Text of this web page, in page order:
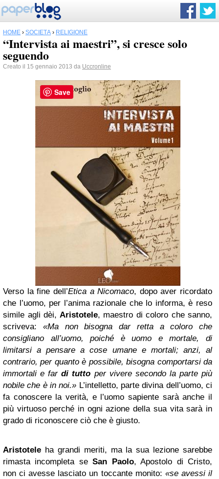
HOME › SOCIETÀ › RELIGIONE
“Intervista ai maestri”, si cresce solo
seguendo
Creato il 15 gennaio 2013 da Uccronline
Verso la fine dell’Etica a Nicomaco, dopo aver ricordato
che l’uomo, per l’anima razionale che lo informa, è reso
simile agli dèi, Aristotele, maestro di coloro che sanno,
scriveva: «Ma non bisogna dar retta a coloro che
consigliano all’uomo, poiché è uomo e mortale, di
limitarsi a pensare a cose umane e mortali; anzi, al
contrario, per quanto è possibile, bisogna comportarsi da
immortali e fardi tutto per vivere secondo la parte più
nobile che è in noi.» L’intelletto, parte divina dell’uomo, ci
fa conoscere la verità, e l’uomo sapiente sarà anche il
più virtuoso perché in ogni azione della sua vita sarà in
grado di riconoscere ciò che è giusto.
Aristotele ha grandi meriti, ma la sua lezione sarebbe
rimasta incompleta seSan Paolo, Apostolo di Cristo,
non ci avesse lasciato un toccante monito: «se avessi il
Save